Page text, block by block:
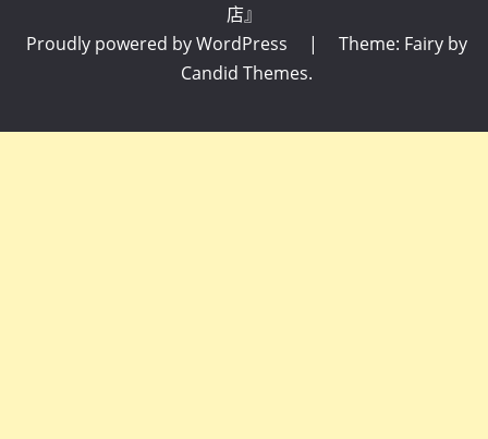
店』
Proudly powered by WordPress
|
Theme: Fairy by
Candid Themes.